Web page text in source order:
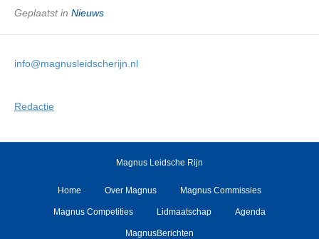
Geplaatst in Nieuws
info@magnusleidscherijn.nl
Redactie
Magnus Leidsche Rijn
Home Over Magnus Magnus Commissies
Magnus Competities Lidmaatschap Agenda
MagnusBerichten